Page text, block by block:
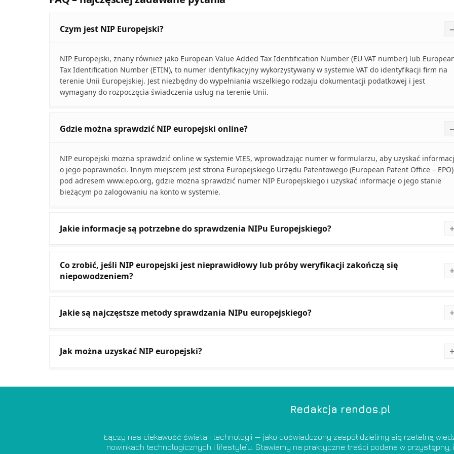
Czym jest NIP Europejski?
NIP Europejski, znany również jako European Value Added Tax Identification Number (EU VAT number) lub
Tax Identification Number (ETIN), to numer identyfikacyjny wykorzystywany w systemie VAT do identyfikacji firm na
terenie Unii Europejskiej. Jest niezbędny do wypełniania wszelkiego rodzaju dokumentacji podatkowej i jest
wymagany do rozpoczęcia świadczenia usług na terenie Unii.
Gdzie można sprawdzić NIP europejski online?
NIP europejski można sprawdzić online w systemie VIES, wprowadzając numer w formularzu, aby uzyskać
o jego poprawności. Innym miejscem jest strona Europejskiego Urzędu Patentowego (European Patent Office – EPO)
pod adresem www.epo.org, gdzie można sprawdzić numer NIP Europejskiego i uzyskać informacje o jego stanie
bieżącym po zalogowaniu na konto w systemie.
Jakie informacje są potrzebne do sprawdzenia NIPu Europejskiego?
Co zrobić, jeśli NIP europejski jest nieprawidłowy lub próby weryfikacji zakończą się
niepowodzeniem?
Jakie są najczęstsze metody sprawdzania NIPu europejskiego?
Jak można uzyskać NIP europejski?
Redakcja rendos.pl
Łączy nas ciekawość świata i technologii — jako doświadczony zespół dzielimy się rzetelną
nowinkach technologicznych i lifestyle’u. Stawiamy na praktyczne treści podane w przystępny,